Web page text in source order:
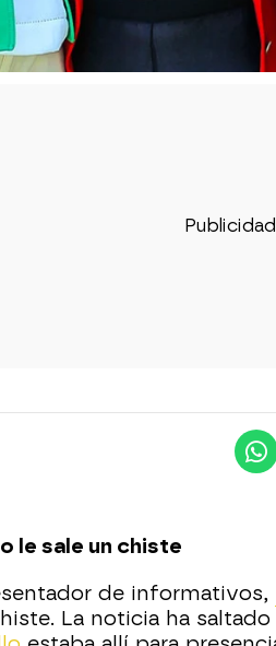
le sale un chiste
de informativos,
La noticia ha saltado